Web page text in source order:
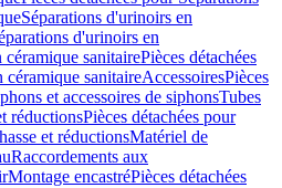
Séparations d'urinoirs en
d'urinoirs en
céramique sanitairePièces détachées
céramique sanitaireAccessoiresPièces
et accessoires de siphonsTubes
réductionsPièces détachées pour
et réductionsMatériel de
Raccordements aux
Montage encastréPièces détachées